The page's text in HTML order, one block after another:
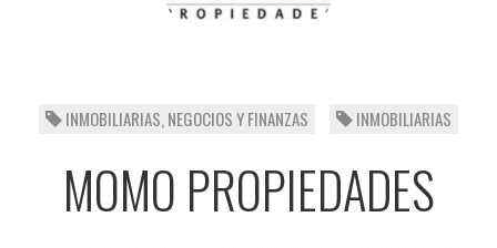
INMOBILIARIAS, NEGOCIOS Y FINANZAS INMOBILIARIAS
MOMO PROPIEDADES